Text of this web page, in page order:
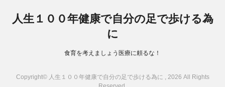
人生１００年健康で自分の足で歩ける為
に
食育を考えましょう医療に頼るな！
Copyright© 人生１００年健康で自分の足で歩ける為に , 2026 All Rights